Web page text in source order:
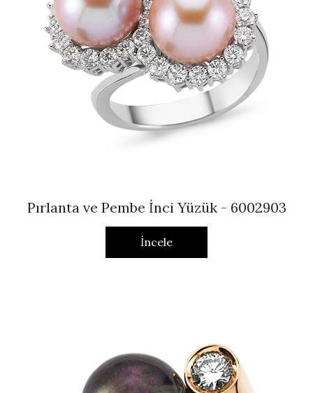
Pırlanta ve Pembe İnci Yüzük - 6002903
İncele